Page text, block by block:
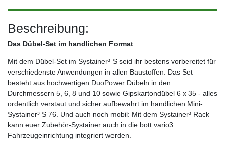
Beschreibung:
Das Dübel-Set im handlichen Format
Mit dem Dübel-Set im Systainer³ S seid ihr bestens vorbereitet für
verschiedenste Anwendungen in allen Baustoffen. Das Set
besteht aus hochwertigen DuoPower Dübeln in den
Durchmessern 5, 6, 8 und 10 sowie Gipskartondübel 6 x 35 - alles
ordentlich verstaut und sicher aufbewahrt im handlichen Mini-
Systainer³ S 76. Und auch noch mobil: Mit dem Systainer³ Rack
kann euer Zubehör-Systainer auch in die bott vario3
Fahrzeugeinrichtung integriert werden.